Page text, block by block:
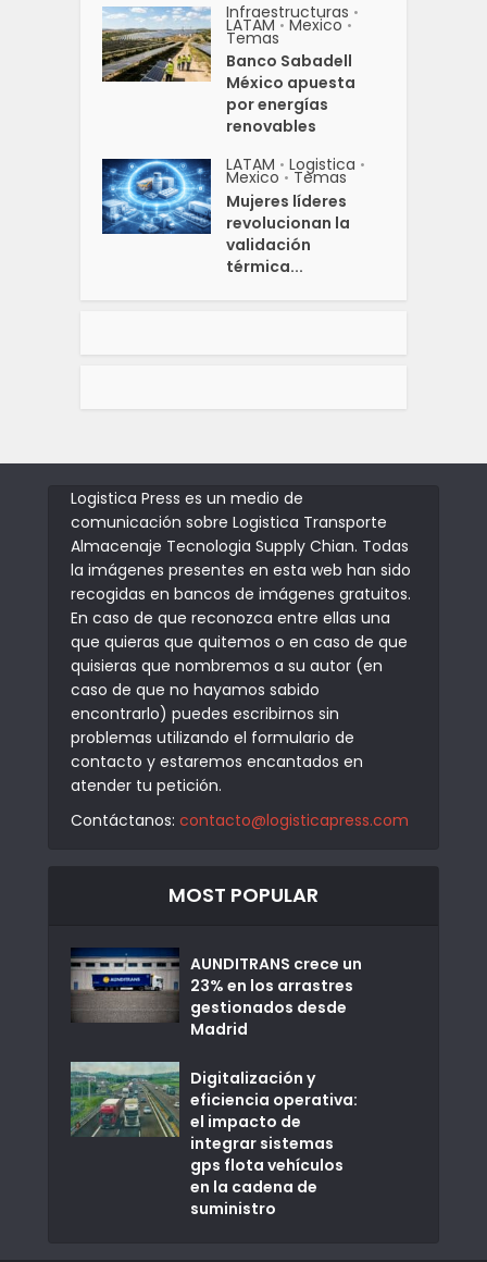
Infraestructuras •
LATAM • Mexico •
Temas
Banco Sabadell
México apuesta
por energías
renovables
LATAM • Logistica •
Mexico • Temas
Mujeres líderes
revolucionan la
validación
térmica...
Logistica Press es un medio de
comunicación sobre Logistica Transporte
Almacenaje Tecnologia Supply Chian. Todas
la imágenes presentes en esta web han sido
recogidas en bancos de imágenes gratuitos.
En caso de que reconozca entre ellas una
que quieras que quitemos o en caso de que
quisieras que nombremos a su autor (en
caso de que no hayamos sabido
encontrarlo) puedes escribirnos sin
problemas utilizando el formulario de
contacto y estaremos encantados en
atender tu petición.
Contáctanos: contacto@logisticapress.com
MOST POPULAR
AUNDITRANS crece un
23% en los arrastres
gestionados desde
Madrid
Digitalización y
eficiencia operativa:
el impacto de
integrar sistemas
gps flota vehículos
en la cadena de
suministro